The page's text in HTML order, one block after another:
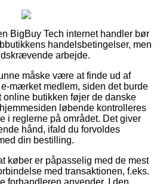
BigBuy Tech internet handler bør
handelsbetingelser, men
arbejde.
måske være at finde ud af
mærket medlem, siden det burde
butikken føjer de danske
løbende kontrolleres
i reglerne på området. Det giver
hånd, ifald du forvoldes
din bestilling.
køber er påpasselig med de mest
med transaktionen, f.eks.
forhandleren anvender. I den